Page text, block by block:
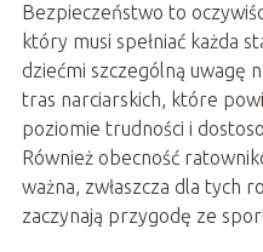
Bezpieczeństwo to
który musi spełniać każda
dziećmi szczególną uwagę
tras narciarskich, które
poziomie trudności i
Również obecność
ważna, zwłaszcza dla tych
zaczynają przygodę ze